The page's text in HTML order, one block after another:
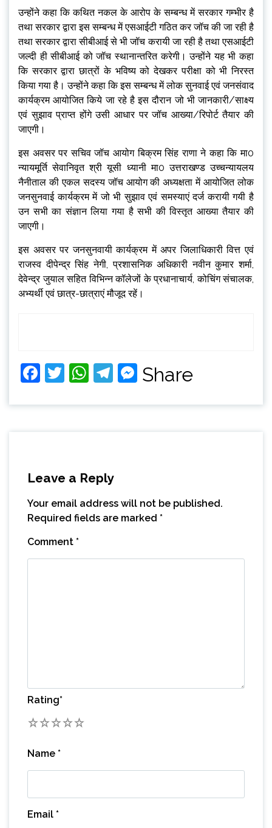
उन्होंने कहा कि कथित नकल के आरोप के सम्बन्ध में सरकार गम्भीर है
तथा सरकार द्वारा इस सम्बन्ध में एसआईटी गठित कर जॉच की जा रही है
तथा सरकार द्वारा सीबीआई से भी जॉच करायी जा रही है तथा एसआईटी
जल्दी ही सीबीआई को जॉच स्थानान्तरित करेगी। उन्होंने यह भी कहा
कि सरकार द्वारा छात्रों के भविष्य को देखकर परीक्षा को भी निरस्त
किया गया है। उन्होंने कहा कि इस सम्बन्ध में लोक सुनवाई एवं जनसंवाद
कार्यक्रम आयोजित किये जा रहे है इस दौरान जो भी जानकारी/साक्ष्य
एवं सुझाव प्राप्त होंगे उसी आधार पर जॉच आख्या/रिपोर्ट तैयार की
जाएगी।
इस अवसर पर सचिव जॉच आयोग बिक्रम सिंह राणा ने कहा कि मा0
न्यायमूर्ति सेवानिवृत श्री यूसी ध्यानी मा0 उत्तराखण्ड उच्चन्यायलय
नैनीताल की एकल सदस्य जॉच आयोग की अध्यक्षता में आयोजित लोक
जनसुनवाई कार्यक्रम में जो भी सुझाव एवं समस्याएं दर्ज करायी गयी है
उन सभी का संज्ञान लिया गया है सभी की विस्तृत आख्या तैयार की
जाएगी।
इस अवसर पर जनसुनवायी कार्यक्रम में अपर जिलाधिकारी वित्त एवं
राजस्व दीपेन्द्र सिंह नेगी, प्रशासनिक अधिकारी नवीन कुमार शर्मा,
देवेन्द्र जुयाल सहित विभिन्न कॉलेजों के प्रधानाचार्य, कोचिंग संचालक,
अभ्यर्थी एवं छात्र-छात्राएं मौजूद रहें।
Facebook
Twitter
WhatsApp
Telegram
Messenger
Share
Leave a Reply
Your email address will not be published.
Required fields are marked *
Comment *
Rating*
5
4
3
2
Name *
Email *